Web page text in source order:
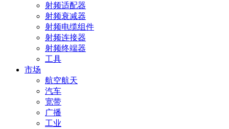
射频适配器
射频衰减器
射频电缆组件
射频连接器
射频终端器
工具
市场
航空航天
汽车
宽带
广播
工业